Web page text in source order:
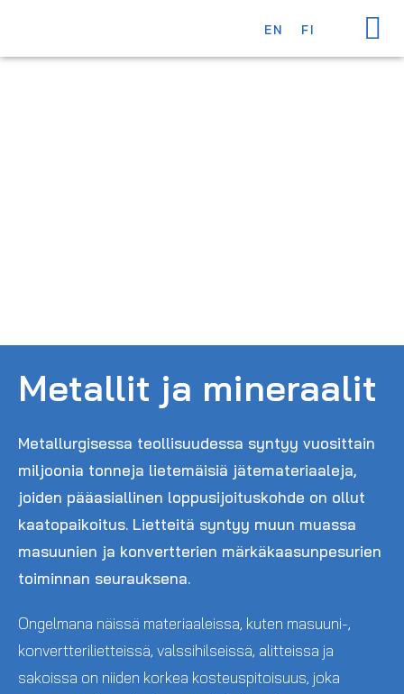
EN FI
Metallit ja mineraalit
Metallurgisessa teollisuudessa syntyy vuosittain
miljoonia tonneja lietemäisiä jätemateriaaleja,
joiden pääasiallinen loppusijoituskohde on ollut
kaatopaikoitus. Lietteitä syntyy muun muassa
masuunien ja konvertterien märkäkaasunpesurien
toiminnan seurauksena.
Ongelmana näissä materiaaleissa, kuten masuuni-,
konvertterilietteissä, valssihilseissä, alitteissa ja
sakoissa on niiden korkea kosteuspitoisuus, joka